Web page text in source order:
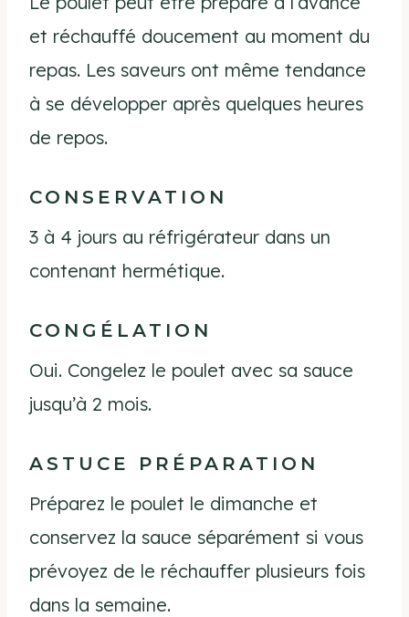
et réchauffé doucement au moment du
repas. Les saveurs ont même tendance
à se développer après quelques heures
de repos.
CONSERVATION
3 à 4 jours au réfrigérateur dans un
contenant hermétique.
CONGÉLATION
Oui. Congelez le poulet avec sa sauce
jusqu’à 2 mois.
ASTUCE PRÉPARATION
Préparez le poulet le dimanche et
conservez la sauce séparément si vous
prévoyez de le réchauffer plusieurs fois
dans la semaine.